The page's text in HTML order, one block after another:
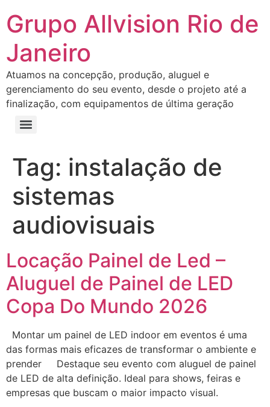
Grupo Allvision Rio de
Janeiro
Atuamos na concepção, produção, aluguel e
gerenciamento do seu evento, desde o projeto até a
finalização, com equipamentos de última geração
Tag: instalação de
sistemas
audiovisuais
Locação Painel de Led –
Aluguel de Painel de LED
Copa Do Mundo 2026
Montar um painel de LED indoor em eventos é uma
das formas mais eficazes de transformar o ambiente e
prender Destaque seu evento com aluguel de painel
de LED de alta definição. Ideal para shows, feiras e
empresas que buscam o maior impacto visual.